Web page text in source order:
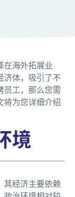
在海外拓展业
济体，吸引了不
员工，那么您需
将为您详细介绍
境
其经济主要依赖